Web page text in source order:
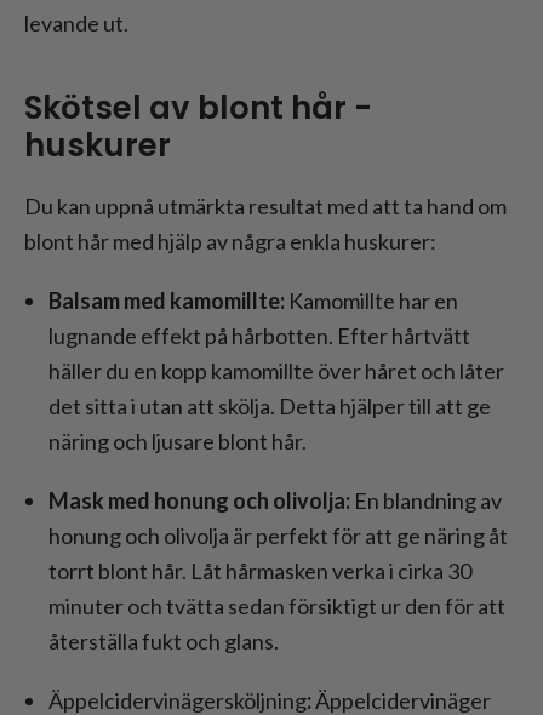
levande ut.
Skötsel av blont hår -
huskurer
Du kan uppnå utmärkta resultat med att ta hand om
blont hår med hjälp av några enkla huskurer:
Balsam med kamomillte: Kamomillte har en
lugnande effekt på hårbotten. Efter hårtvätt
häller du en kopp kamomillte över håret och låter
det sitta i utan att skölja. Detta hjälper till att ge
näring och ljusare blont hår.
Mask med honung och olivolja: En blandning av
honung och olivolja är perfekt för att ge näring åt
torrt blont hår. Låt hårmasken verka i cirka 30
minuter och tvätta sedan försiktigt ur den för att
återställa fukt och glans.
Äppelcidervinägersköljning:Äppelcidervinäger